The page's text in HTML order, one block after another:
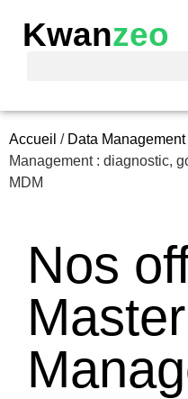
Kwanzeo
Accueil / Data Management
Management : diagnostic,
MDM
Nos